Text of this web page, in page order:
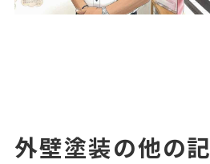
外壁塗装の他の